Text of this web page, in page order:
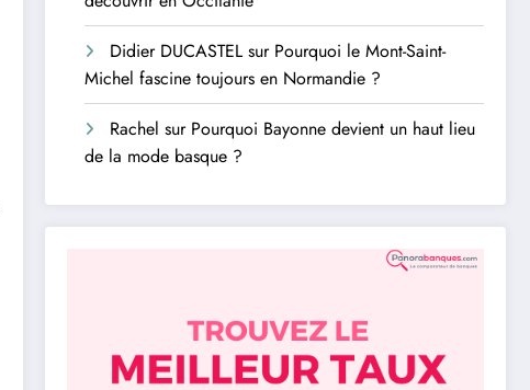
Didier DUCASTEL sur Pourquoi le Mont-Saint-
Michel fascine toujours en Normandie ?
Rachel sur Pourquoi Bayonne devient un haut lieu
de la mode basque ?